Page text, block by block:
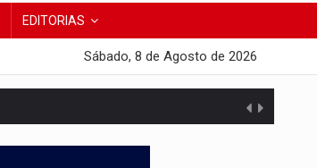
EDITORIAS
Sábado, 8 de Agosto de 2026